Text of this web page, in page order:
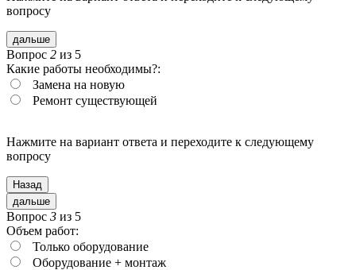
вопросу
дальше
Вопрос 2 из 5
Какие работы необходимы?:
Замена на новую
Ремонт существующей
Нажмите на вариант ответа и переходите к следующему
вопросу
Назад
дальше
Вопрос 3 из 5
Объем работ:
Только оборудование
Оборудование + монтаж